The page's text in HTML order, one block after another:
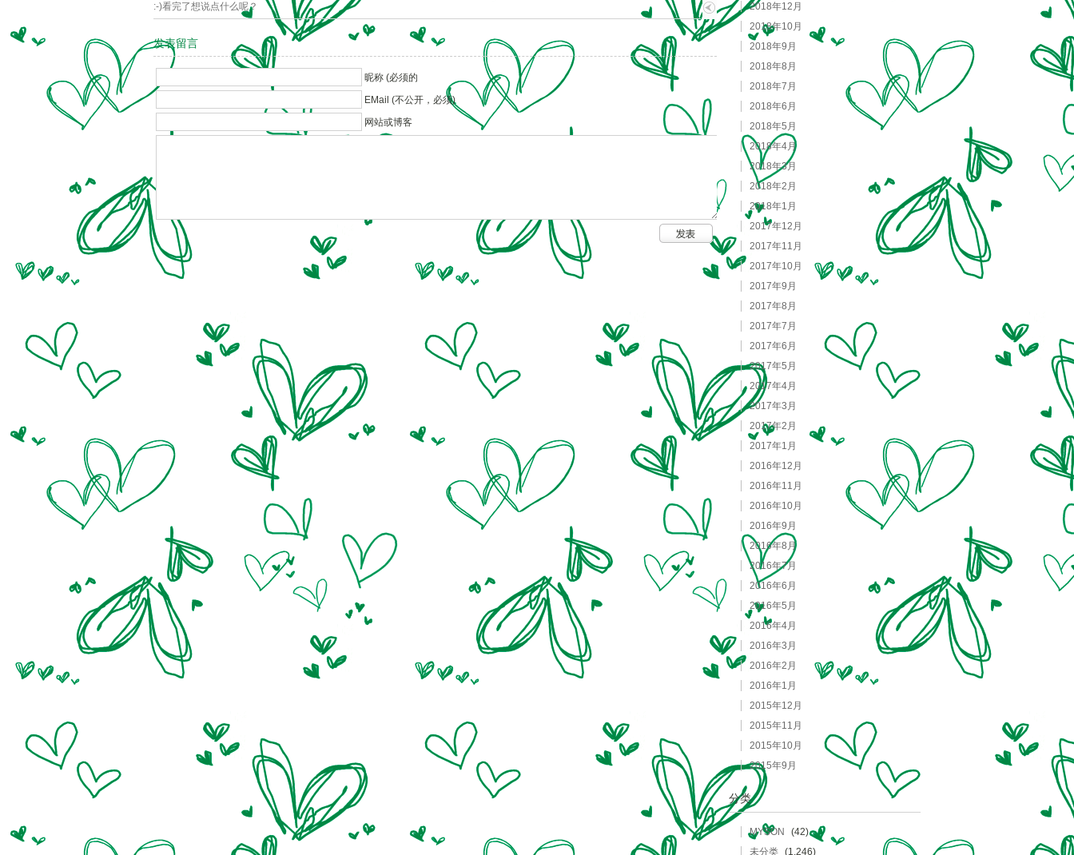
:-)看完了想说点什么呢？
发表留言
昵称 (必须的
EMail (不公开，必须)
网站或博客
2018年12月
2018年10月
2018年9月
2018年8月
2018年7月
2018年6月
2018年5月
2018年4月
2018年3月
2018年2月
2018年1月
2017年12月
2017年11月
2017年10月
2017年9月
2017年8月
2017年7月
2017年6月
2017年5月
2017年4月
2017年3月
2017年2月
2017年1月
2016年12月
2016年11月
2016年10月
2016年9月
2016年8月
2016年7月
2016年6月
2016年5月
2016年4月
2016年3月
2016年2月
2016年1月
2015年12月
2015年11月
2015年10月
2015年9月
分类
MYSON
(42)
未分类 (1,246)